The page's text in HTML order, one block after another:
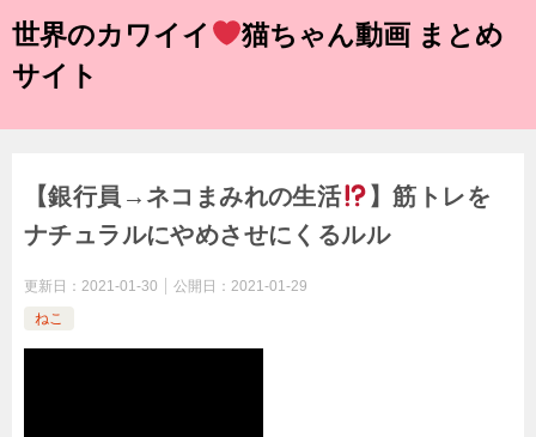
世界のカワイイ
猫ちゃん動画 まとめ
サイト
【銀行員→ネコまみれの生活
】筋トレを
ナチュラルにやめさせにくるルル
更新日： 2021-01-30 公開日： 2021-01-29
ねこ